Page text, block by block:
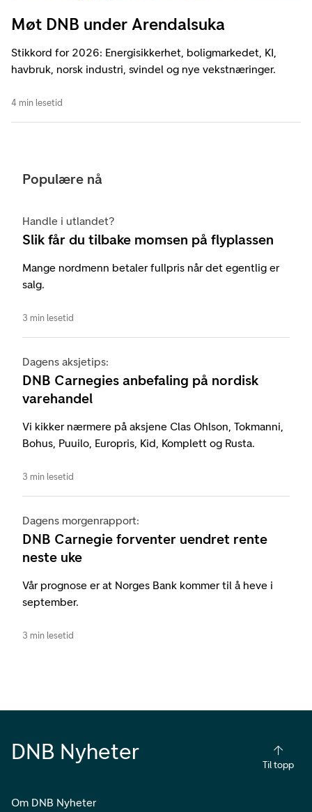
Møt DNB under Arendalsuka
Stikkord for 2026: Energisikkerhet, boligmarkedet, KI,
havbruk, norsk industri, svindel og nye vekstnæringer.
4 min lesetid
Populære nå
Handle i utlandet?
Slik får du tilbake momsen på flyplassen
Mange nordmenn betaler fullpris når det egentlig er
salg.
3 min lesetid
Dagens aksjetips:
DNB Carnegies anbefaling på nordisk
varehandel
Vi kikker nærmere på aksjene Clas Ohlson, Tokmanni,
Bohus, Puuilo, Europris, Kid, Komplett og Rusta.
3 min lesetid
Dagens morgenrapport:
DNB Carnegie forventer uendret rente
neste uke
Vår prognose er at Norges Bank kommer til å heve i
september.
3 min lesetid
DNB Nyheter
Til topp
Om DNB Nyheter